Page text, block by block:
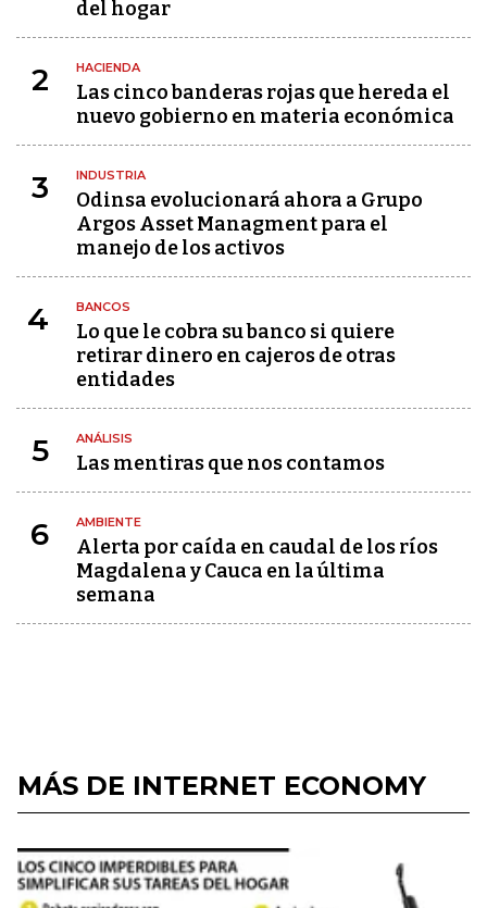
del hogar
2 HACIENDA
Las cinco banderas rojas que hereda el
nuevo gobierno en materia económica
3 INDUSTRIA
Odinsa evolucionará ahora a Grupo
Argos Asset Managment para el
manejo de los activos
4 BANCOS
Lo que le cobra su banco si quiere
retirar dinero en cajeros de otras
entidades
5 ANÁLISIS
Las mentiras que nos contamos
6 AMBIENTE
Alerta por caída en caudal de los ríos
Magdalena y Cauca en la última
semana
MÁS DE INTERNET ECONOMY